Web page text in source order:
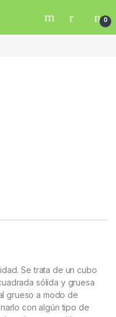
0
Se trata de un cubo
sólida y gruesa
grueso a modo de
con algún tipo de